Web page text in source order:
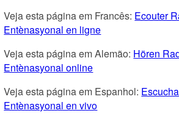
Veja esta página em Francês: Ecouter
Entènasyonal en ligne
Veja esta página em Alemão: Hören
Entènasyonal online
Veja esta página em Espanhol:
Entènasyonal en vivo